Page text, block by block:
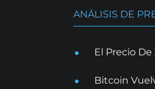
ANÁLISIS DE
El Precio De
Bitcoin